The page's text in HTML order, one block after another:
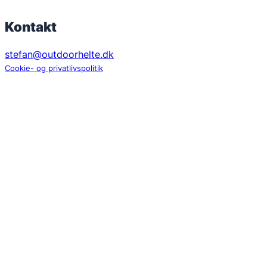
Kontakt
stefan@outdoorhelte.dk
Cookie- og privatlivspolitik